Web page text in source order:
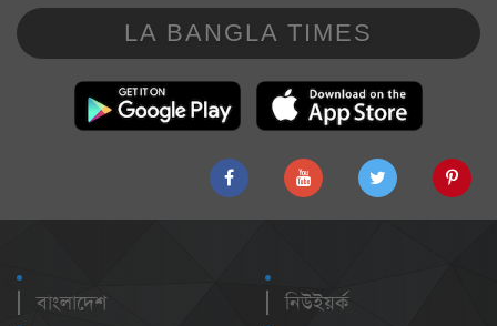
LA BANGLA TIMES
বাংলাদেশ
নিউইয়র্ক